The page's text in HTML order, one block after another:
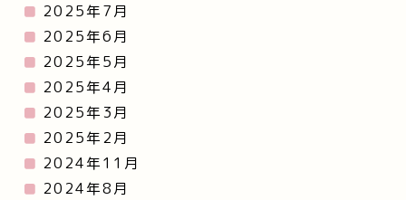
2025年7月
2025年6月
2025年5月
2025年4月
2025年3月
2025年2月
2024年11月
2024年8月